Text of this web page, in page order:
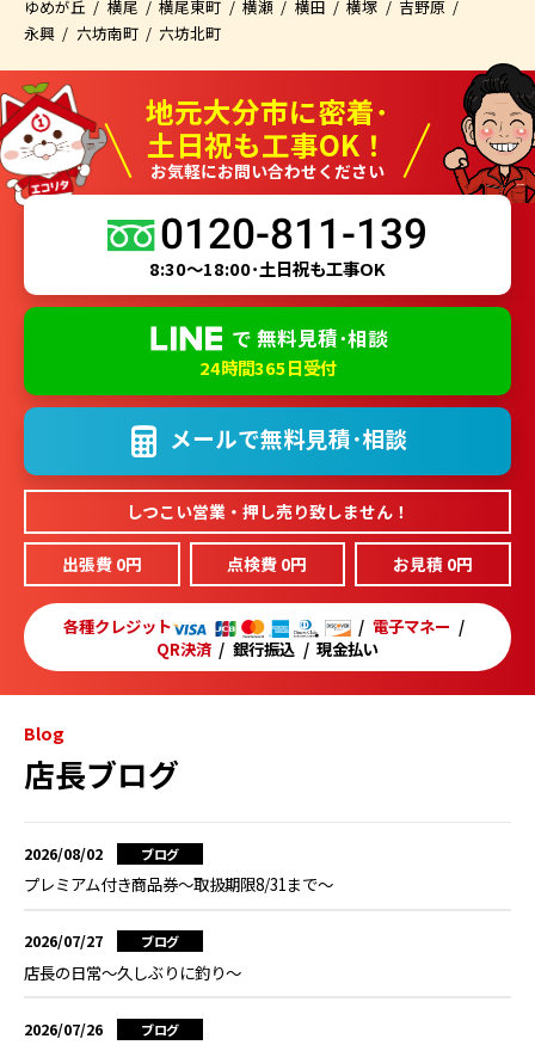
ゆめが丘 横尾 横尾東町 横瀬 横田 横塚
吉野原
永興
六坊南町 六坊北町
地元大分市に密着･
土日祝も工事OK！
お気軽にお問い合わせください
0120-811-139
8:30～18:00･土日祝も工事OK
で 無料見積･相談
24時間365日受付
メールで無料見積･相談
しつこい営業・押し売り致しません！
出張費 0円 点検費 0円 お見積 0円
各種クレジット
電子マネー
QR決済
銀行振込 現金払い
Blog
店長ブログ
2026/08/02 ブログ
プレミアム付き商品券～取扱期限8/31まで～
2026/07/27 ブログ
店長の日常～久しぶりに釣り～
2026/07/26 ブログ